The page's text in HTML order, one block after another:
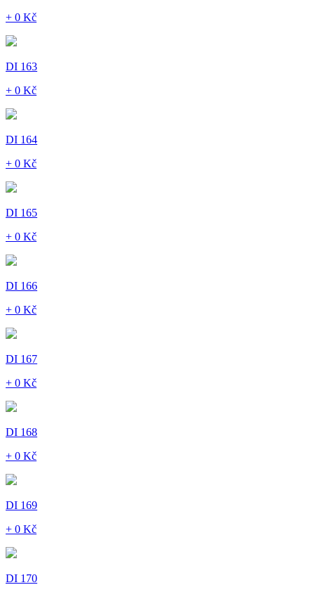
+ 0 Kč
DI 163
+ 0 Kč
DI 164
+ 0 Kč
DI 165
+ 0 Kč
DI 166
+ 0 Kč
DI 167
+ 0 Kč
DI 168
+ 0 Kč
DI 169
+ 0 Kč
DI 170